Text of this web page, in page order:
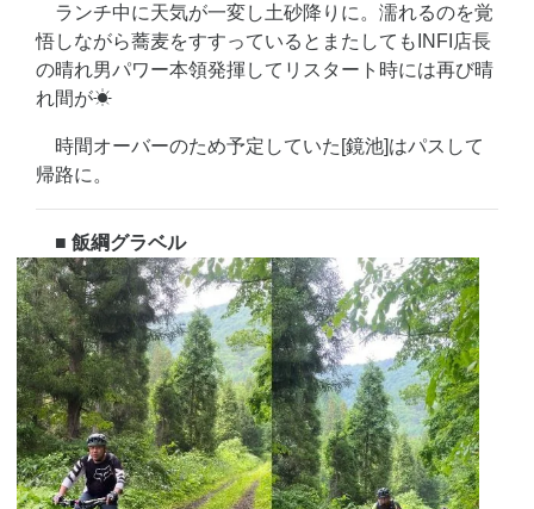
ランチ中に天気が一変し土砂降りに。濡れるのを覚
悟しながら蕎麦をすすっているとまたしてもINFI店長
の晴れ男パワー本領発揮してリスタート時には再び晴
れ間が☀
時間オーバーのため予定していた[鏡池]はパスして
帰路に。
■ 飯綱グラベル